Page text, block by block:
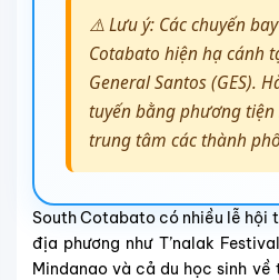
⚠️ Lưu ý: Các chuyến
Cotabato hiện hạ cánh
General Santos (GES).
tuyến bằng phương
trung tâm các thành
South Cotabato có nhiều lễ hội
địa phương như T’nalak
Mindanao và cả du học sinh về